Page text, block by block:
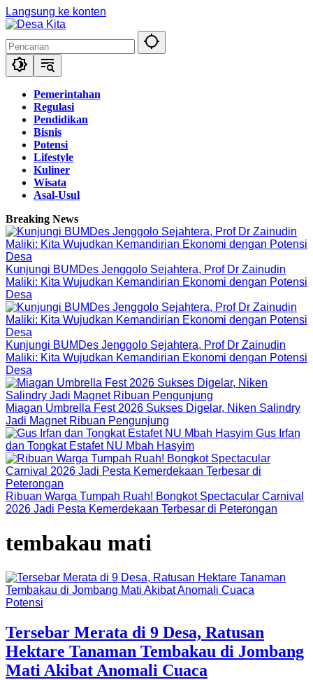
Langsung ke konten
Pemerintahan
Regulasi
Pendidikan
Bisnis
Potensi
Lifestyle
Kuliner
Wisata
Asal-Usul
Breaking News
Kunjungi BUMDes Jenggolo Sejahtera, Prof Dr Zainudin
Maliki: Kita Wujudkan Kemandirian Ekonomi dengan Potensi
Desa
Kunjungi BUMDes Jenggolo Sejahtera, Prof Dr Zainudin
Maliki: Kita Wujudkan Kemandirian Ekonomi dengan Potensi
Desa
Miagan Umbrella Fest 2026 Sukses Digelar, Niken Salindry
Jadi Magnet Ribuan Pengunjung
Gus Irfan
dan Tongkat Estafet NU Mbah Hasyim
Ribuan Warga Tumpah Ruah! Bongkot Spectacular Carnival
2026 Jadi Pesta Kemerdekaan Terbesar di Peterongan
tembakau mati
Potensi
Tersebar Merata di 9 Desa, Ratusan
Hektare Tanaman Tembakau di Jombang
Mati Akibat Anomali Cuaca